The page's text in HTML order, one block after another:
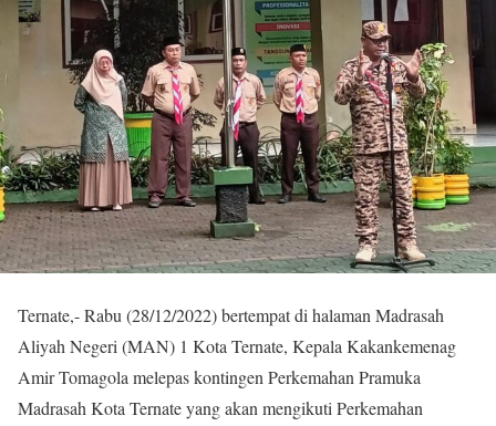
Ternate,- Rabu (28/12/2022) bertempat di halaman Madrasah
Aliyah Negeri (MAN) 1 Kota Ternate, Kepala Kakankemenag
Amir Tomagola melepas kontingen Perkemahan Pramuka
Madrasah Kota Ternate yang akan mengikuti Perkemahan